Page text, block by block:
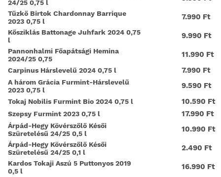
24/25 0,75 l
Tűzkő Birtok Chardonnay Barrique
2023 0,75 l
7.990 Ft
Kősziklás Battonage Juhfark 2024 0,75
l
9.990 Ft
Pannonhalmi Főapátsági Hemina
2024/25 0,75
11.990 Ft
Carpinus Hárslevelű 2024 0,75 l 7.990 Ft
A három Grácia Furmint-Hárslevelű
2023 0,75 l
9.590 Ft
Tokaj Nobilis Furmint Bio 2024 0,75 l 10.590 Ft
Szepsy Furmint 2023 0,75 l 17.990 Ft
Árpád-Hegy Kövérszőlő Késői
Szüretelésű 24/25 0,5 l
10.990 Ft
Árpád-Hegy Kövérszőlő Késői
Szüretelésű 24/25 0,1 l
2.490 Ft
Kardos Tokaji Aszú 5 Puttonyos 2019
0,5 l
16.990 Ft